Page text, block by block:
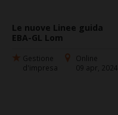
Le nuove Linee guida
EBA-GL Lom
Gestione
d'impresa
Online
09 apr, 2024